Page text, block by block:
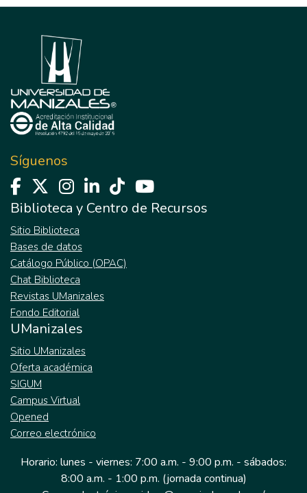
Síguenos
Biblioteca y Centro de Recursos
Sitio Biblioteca
Bases de datos
Catálogo Público (OPAC)
Chat Biblioteca
Revistas UManizales
Fondo Editorial
UManizales
Sitio UManizales
Oferta académica
SIGUM
Campus Virtual
Opened
Correo electrónico
Horario: lunes - viernes: 7:00 a.m. - 9:00 p.m. - sábados:
8:00 a.m. - 1:00 p.m. (jornada continua)